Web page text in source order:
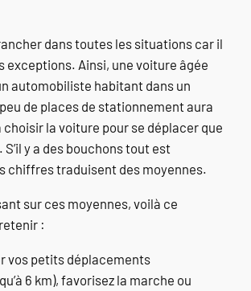
dans toutes les situations car il
exceptions. Ainsi, une voiture âgée
automobiliste habitant dans un
de places de stationnement aura
la voiture pour se déplacer que
S’il y a des bouchons tout est
chiffres traduisent des moyennes.
sur ces moyennes, voilà ce
:
vos petits déplacements
6 km), favorisez la marche ou